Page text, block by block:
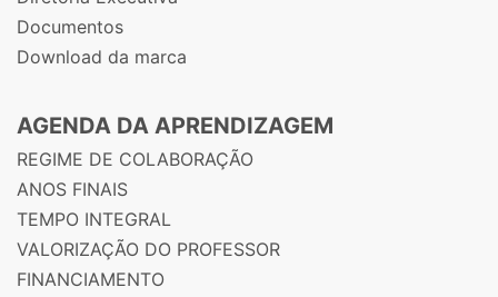
Documentos
Download da marca
AGENDA DA APRENDIZAGEM
REGIME DE COLABORAÇÃO
ANOS FINAIS
TEMPO INTEGRAL
VALORIZAÇÃO DO PROFESSOR
FINANCIAMENTO